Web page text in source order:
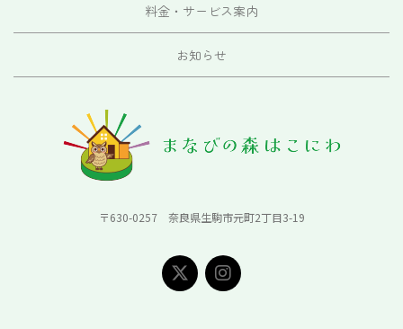
料金・サービス案内
お知らせ
〒630-0257 奈良県生駒市元町2丁目3-19